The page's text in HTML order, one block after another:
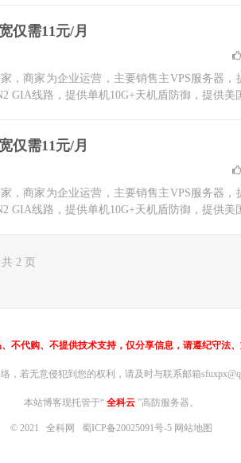
仅需11元/月
，商家为企业运营，主要销售主VPS服务器，
GIA线路，提供单机10G+天机盾防御，提供美
仅需11元/月
，商家为企业运营，主要销售主VPS服务器，
GIA线路，提供单机10G+天机盾防御，提供美
共 2 页
不代购、不提供技术支持，仅分享信息，请遵纪守法、
，若无意侵犯到您的权利，请及时与联系邮箱
本站博客现托管于“ 全科云 ”高防服务器。
© 2021 全科网 蜀ICP备20025091号-5 网站地图